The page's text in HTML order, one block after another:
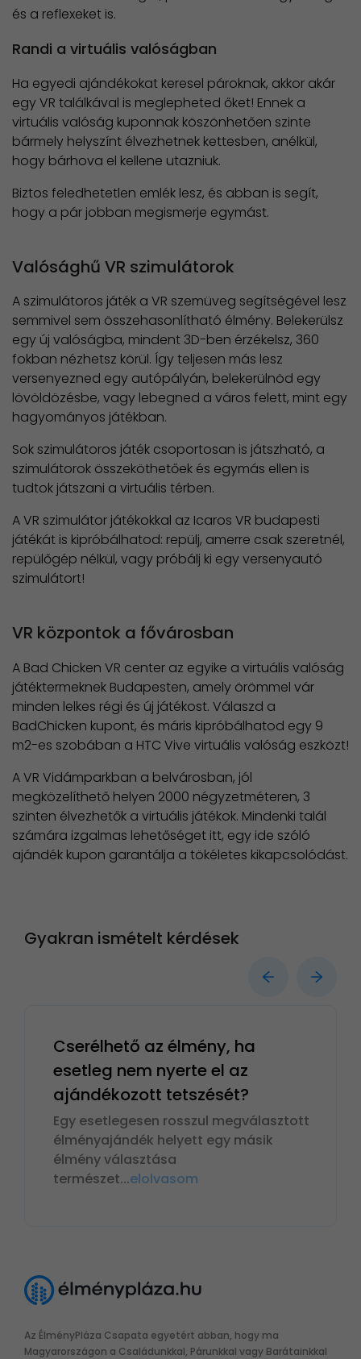
és a reflexeket is.
Randi a virtuális valóságban
Ha egyedi ajándékokat keresel pároknak, akkor akár
egy VR találkával is meglepheted őket! Ennek a
virtuális valóság kuponnak köszönhetően szinte
bármely helyszínt élvezhetnek kettesben, anélkül,
hogy bárhova el kellene utazniuk.
Biztos feledhetetlen emlék lesz, és abban is segít,
hogy a pár jobban megismerje egymást.
Valósághű VR szimulátorok
A szimulátoros játék a VR szemüveg segítségével lesz
semmivel sem összehasonlítható élmény. Belekerülsz
egy új valóságba, mindent 3D-ben érzékelsz, 360
fokban nézhetsz körül. Így teljesen más lesz
versenyezned egy autópályán, belekerülnöd egy
lövöldözésbe, vagy lebegned a város felett, mint egy
hagyományos játékban.
Sok szimulátoros játék csoportosan is játszható, a
szimulátorok összeköthetőek és egymás ellen is
tudtok játszani a virtuális térben.
A VR szimulátor játékokkal az Icaros VR budapesti
játékát is kipróbálhatod: repülj, amerre csak szeretnél,
repülőgép nélkül, vagy próbálj ki egy versenyautó
szimulátort!
VR központok a fővárosban
A Bad Chicken VR center az egyike a virtuális valóság
játéktermeknek Budapesten, amely örömmel vár
minden lelkes régi és új játékost. Válaszd a
BadChicken kupont, és máris kipróbálhatod egy 9
m2-es szobában a HTC Vive virtuális valóság eszközt!
A VR Vidámparkban a belvárosban, jól
megközelíthető helyen 2000 négyzetméteren, 3
szinten élvezhetők a virtuális játékok. Mindenki talál
számára izgalmas lehetőséget itt, egy ide szóló
ajándék kupon garantálja a tökéletes kikapcsolódást.
Gyakran ismételt kérdések
Cserélhető az élmény, ha
esetleg nem nyerte el az
ajándékozott tetszését?
Egy esetlegesen rosszul megválasztott
élményajándék helyett egy másik
élmény választása
természet...elolvasom
Az ÉlményPláza Csapata egyetért abban, hogy ma
Magyarországon a Családunkkal, Párunkkal vagy Barátainkkal